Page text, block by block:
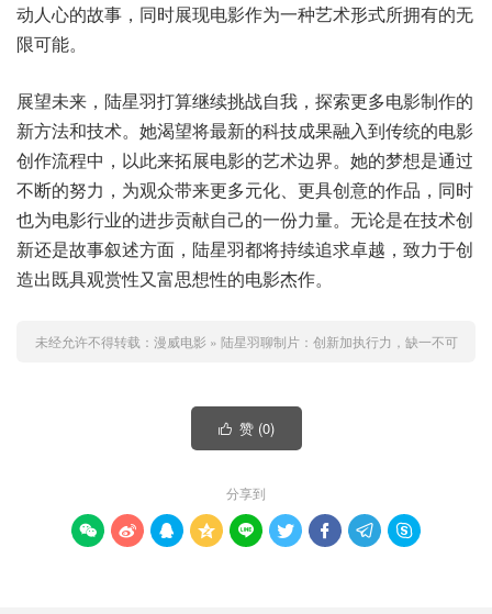
动人心的故事，同时展现电影作为一种艺术形式所拥有的无
限可能。
展望未来，陆星羽打算继续挑战自我，探索更多电影制作的
新方法和技术。她渴望将最新的科技成果融入到传统的电影
创作流程中，以此来拓展电影的艺术边界。她的梦想是通过
不断的努力，为观众带来更多元化、更具创意的作品，同时
也为电影行业的进步贡献自己的一份力量。无论是在技术创
新还是故事叙述方面，陆星羽都将持续追求卓越，致力于创
造出既具观赏性又富思想性的电影杰作。
未经允许不得转载： 漫威电影 » 陆星羽聊制片：创新加执行力，缺一不可
 赞 (0)
分享到
        